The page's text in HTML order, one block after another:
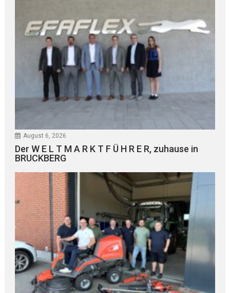
August 6, 2026
Der W E L T M A R K T F Ü H R E R, zuhause in
BRUCKBERG